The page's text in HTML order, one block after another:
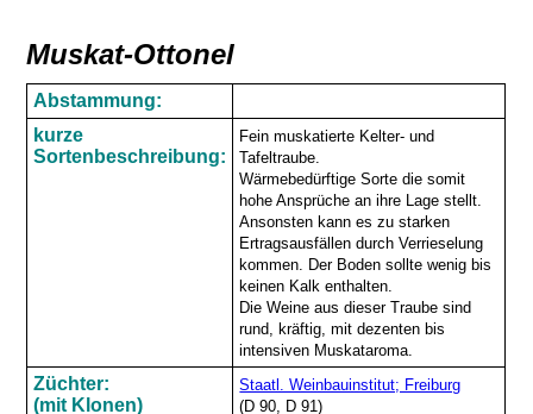
Muskat-Ottonel
Abstammung:
kurze
Sortenbeschreibung:
Fein muskatierte Kelter- und
Tafeltraube.
Wärmebedürftige Sorte die somit
hohe Ansprüche an ihre Lage stellt.
Ansonsten kann es zu starken
Ertragsausfällen durch Verrieselung
kommen. Der Boden sollte wenig bis
keinen Kalk enthalten.
Die Weine aus dieser Traube sind
rund, kräftig, mit dezenten bis
intensiven Muskataroma.
Züchter:
(mit Klonen)
Staatl. Weinbauinstitut; Freiburg
(D 90, D 91)